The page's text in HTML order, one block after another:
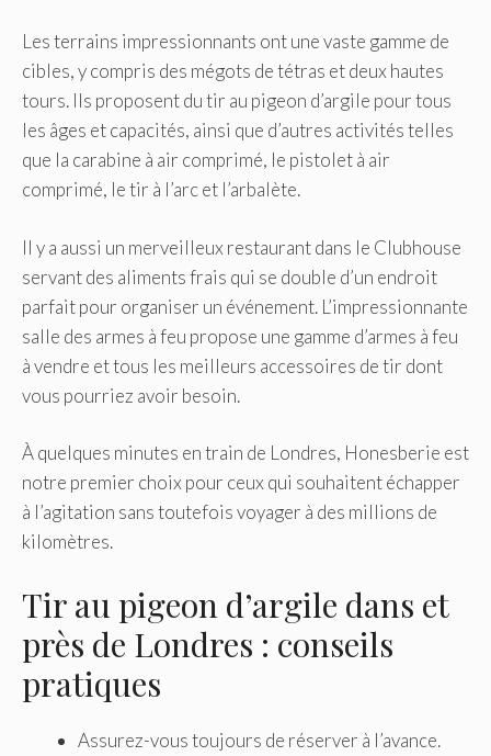
Les terrains impressionnants ont une vaste gamme de
cibles, y compris des mégots de tétras et deux hautes
tours. Ils proposent du tir au pigeon d’argile pour tous
les âges et capacités, ainsi que d’autres activités telles
que la carabine à air comprimé, le pistolet à air
comprimé, le tir à l’arc et l’arbalète.
Il y a aussi un merveilleux restaurant dans le Clubhouse
servant des aliments frais qui se double d’un endroit
parfait pour organiser un événement. L’impressionnante
salle des armes à feu propose une gamme d’armes à feu
à vendre et tous les meilleurs accessoires de tir dont
vous pourriez avoir besoin.
À quelques minutes en train de Londres, Honesberie est
notre premier choix pour ceux qui souhaitent échapper
à l’agitation sans toutefois voyager à des millions de
kilomètres.
Tir au pigeon d’argile dans et
près de Londres : conseils
pratiques
Assurez-vous toujours de réserver à l’avance.